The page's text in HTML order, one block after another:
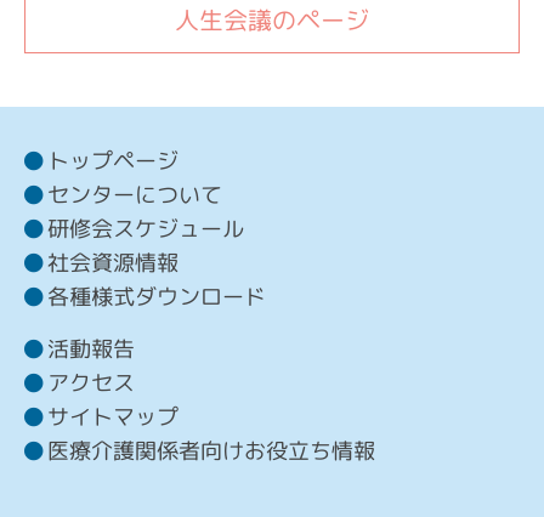
人生会議のページ
トップページ
センターについて
研修会スケジュール
社会資源情報
各種様式ダウンロード
活動報告
アクセス
サイトマップ
医療介護関係者向けお役立ち情報